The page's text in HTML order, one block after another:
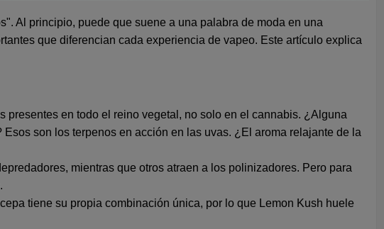
Al principio, puede que suene a una palabra de moda en una
que diferencian cada experiencia de vapeo. Este artículo explica
presentes en todo el reino vegetal, no solo en el cannabis. ¿Alguna
son los terpenos en acción en las uvas. ¿El aroma relajante de la
mientras que otros atraen a los polinizadores. Pero para
tiene su propia combinación única, por lo que Lemon Kush huele